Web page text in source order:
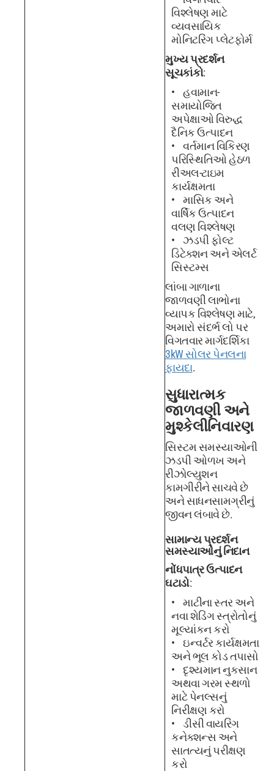
વિશ્લેષણ માટે
વ્યવસાયિક
મોનિટરિંગ પ્લેટફોર્મ
મુખ્ય પ્રદર્શન
સૂચકાંકો:
હવામાન-
સમાયોજિત
અપેક્ષાઓ વિરુદ્ધ
દૈનિક ઉત્પાદન
વર્તમાન વિકિરણ
પરિસ્થિતિઓ હેઠળ
રીઅલ-ટાઇમ
કાર્યક્ષમતા
માસિક અને
વાર્ષિક ઉત્પાદન
વલણ વિશ્લેષણ
ઝડપી ફોલ્ટ
ડિટેક્શન અને એલર્ટ
સિસ્ટમ્સ
લાંબા ગાળાના
જાળવણી લાભોના
વ્યાપક વિશ્લેષણ માટે,
અમારો સંદર્ભ લો પર
વિગતવાર માર્ગદર્શિકા
3kW સોલર પેનલના
ફાયદા.
સુધારાત્મક
જાળવણી અને
મુશ્કેલીનિવારણ
સિસ્ટમ સમસ્યાઓની
ઝડપી ઓળખ અને
રીઝોલ્યુશન
કામગીરીને સાચવે છે
અને સાધનસામગ્રીનું
જીવન લંબાવે છે.
સામાન્ય પ્રદર્શન
સમસ્યાઓનું નિદાન
નોંધપાત્ર ઉત્પાદન
ઘટાડો:
માટીના સ્તર અને
નવા શેડિંગ સ્ત્રોતોનું
મૂલ્યાંકન કરો
ઇન્વર્ટર કાર્યક્ષમતા
અને ભૂલ કોડ તપાસો
દૃશ્યમાન નુકસાન
અથવા ગરમ સ્થળો
માટે પેનલ્સનું
નિરીક્ષણ કરો
ડીસી વાયરિંગ
કનેક્શન્સ અને
સાતત્યનું પરીક્ષણ
કરો